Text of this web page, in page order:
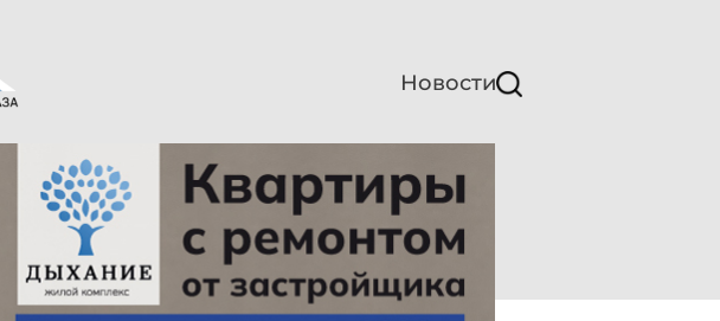
Новости